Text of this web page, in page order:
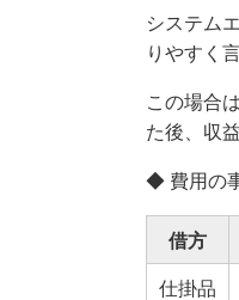
システム
りやすく
この場合
た後、収
◆ 費用の
借方
仕掛品